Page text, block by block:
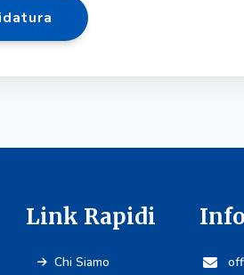
Link Rapidi
Chi Siamo